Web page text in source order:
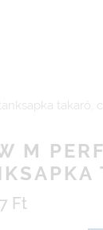
takaró,
M
Ft